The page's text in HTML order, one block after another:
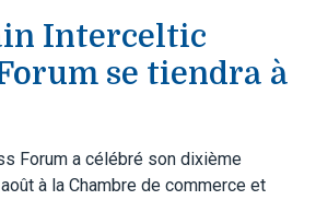
Interceltic
se tiendra à
Forum a célébré son dixième
à la Chambre de commerce et